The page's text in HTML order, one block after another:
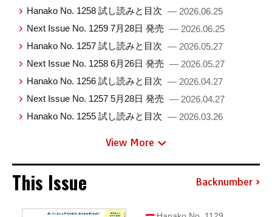
Hanako No. 1258 試し読みと目次 — 2026.06.25
Next Issue No. 1259 7月28日 発売 — 2026.06.25
Hanako No. 1257 試し読みと目次 — 2026.05.27
Next Issue No. 1258 6月26日 発売 — 2026.05.27
Hanako No. 1256 試し読みと目次 — 2026.04.27
Next Issue No. 1257 5月28日 発売 — 2026.04.27
Hanako No. 1255 試し読みと目次 — 2026.03.26
View More
This Issue Backnumber